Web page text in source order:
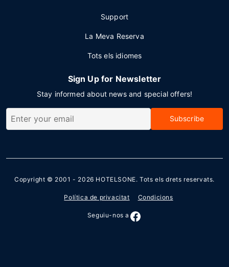
Support
La Meva Reserva
Tots els idiomes
Sign Up for Newsletter
Stay informed about news and special offers!
Subscribe
Copyright © 2001 - 2026 HOTELSONE. Tots els drets reservats.
Política de privacitat Condicions
Seguiu-nos a